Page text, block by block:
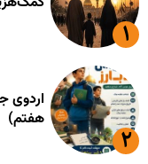
اردوی
هفتم)